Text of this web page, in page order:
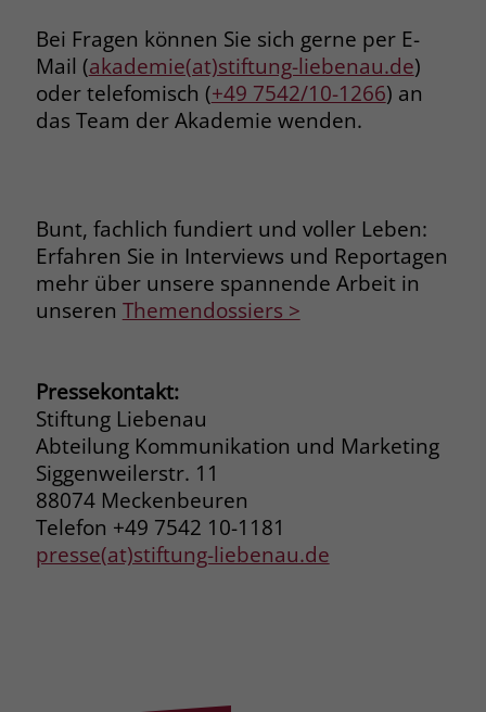
Bei Fragen können Sie sich gerne per E-
Mail (akademie(at)stiftung-liebenau.de)
oder telefomisch (+49 7542/10-1266) an
das Team der Akademie wenden.
Bunt, fachlich fundiert und voller Leben:
Erfahren Sie in Interviews und Reportagen
mehr über unsere spannende Arbeit in
unseren Themendossiers >
Pressekontakt:
Stiftung Liebenau
Abteilung Kommunikation und Marketing
Siggenweilerstr. 11
88074 Meckenbeuren
Telefon +49 7542 10-1181
presse(at)stiftung-liebenau.de
Anbieter jobs.stiftung-liebenau.de
Laufzeit Session
Anbieter Google Ads
Laufzeit 90 Tage
Zweck
welche Werbeanzeige geklickt wurde,
sodass erzielte Erfolge wie z.B.
Bestellungen oder Kontaktanfragen der
Anzeige zugewiesen werden können.
Anbieter Google Ads
Laufzeit 90 Tage
Dieses Cookie wird gesetzt, wenn ein
User über einen Klick auf eine Google
Werbeanzeige auf die Website gelangt.